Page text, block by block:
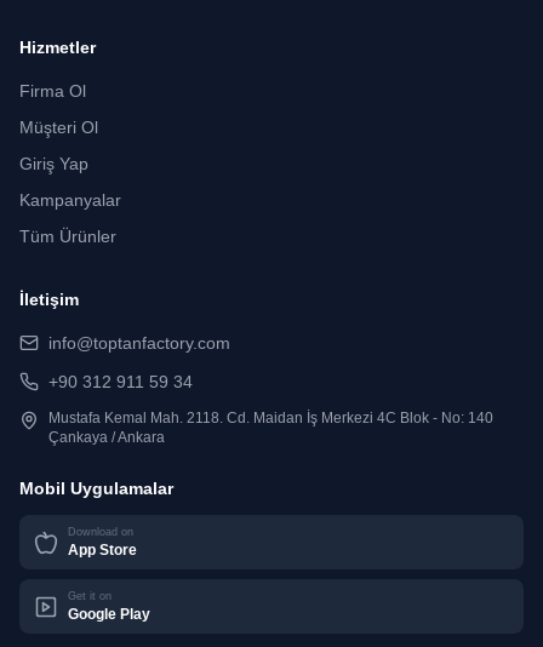
Hizmetler
Firma Ol
Müşteri Ol
Giriş Yap
Kampanyalar
Tüm Ürünler
İletişim
info@toptanfactory.com
+90 312 911 59 34
Mustafa Kemal Mah. 2118. Cd. Maidan İş Merkezi 4C Blok - No: 140
Çankaya / Ankara
Mobil Uygulamalar
Download on
App Store
Get it on
Google Play